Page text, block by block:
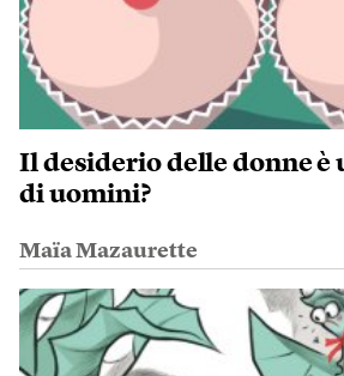
Il desiderio delle donne è
di uomini?
Maïa Mazaurette